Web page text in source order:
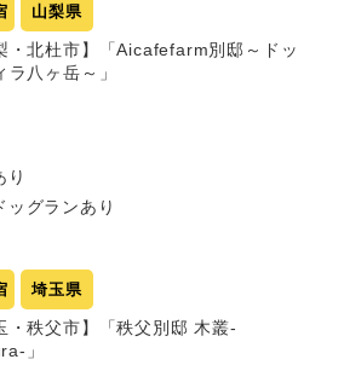
山梨県
・北杜市】「Aicafefarm別邸～ドッ
ラ八ヶ岳～」
り
ッグランあり
埼玉県
・秩父市】「秩父別邸 木叢-
」